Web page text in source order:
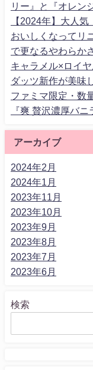
リー』と『オレン
【2024年】大人
おいしくなってリ
で更なるやわらか
キャラメル×ロイ
ダッツ新作が美味
ファミマ限定・数
『爽 贅沢濃厚バニ
アーカイブ
2024年2月
2024年1月
2023年11月
2023年10月
2023年9月
2023年8月
2023年7月
2023年6月
検索